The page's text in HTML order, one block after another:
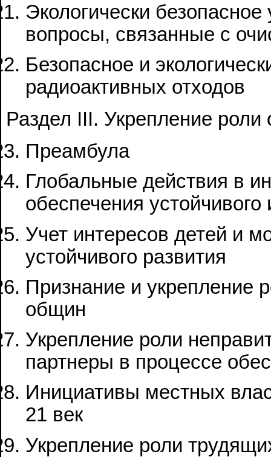
Экологически
вопросы, связанные с
Безопасное и
радиоактивных отходов
Раздел III. Укрепление
Преамбула
Глобальные действия в
обеспечения
Учет интересов детей и
устойчивого развития
Признание и укрепление
общин
Укрепление роли
партнеры в процессе
Инициативы местных
21 век
Укрепление роли